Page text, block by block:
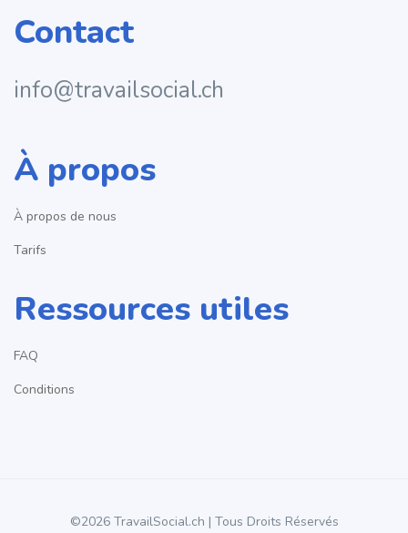
Contact
info@travailsocial.ch
À propos
À propos de nous
Tarifs
Ressources utiles
FAQ
Conditions
©2026 TravailSocial.ch | Tous Droits Réservés